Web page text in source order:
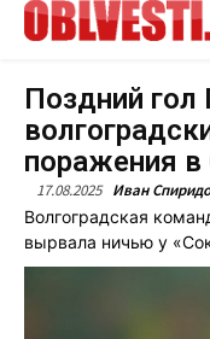
Поздний
поражения в
17.08.2025 Иван
Волгоградская
вырвала ничью у